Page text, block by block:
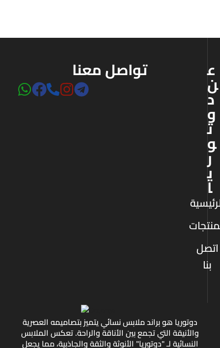
تواصل معنا ع
ن
د
و
ت
و
ر
ي
ا
اتصل
بنا
دوتوريا هو براند ملابس نسائي يتميز بتصاميمه العصرية
والأنيقة التي تجمع بين الأناقة والراحة. تعكس الملابس
النسائية لـ "دوتوريا" الأنوثة والثقة والجاذبية، مما يجعل